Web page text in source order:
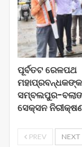
ପୂର୍ବତଟ ରେଳପଥ
ମହାପ୍ରବନ୍ଧକଙ୍କ
ସମ୍ବଲପୁର-
ସେକ୍ସନ
PREV NEXT